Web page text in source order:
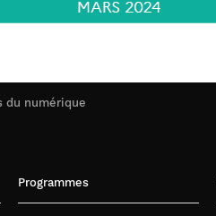
du numérique
Programmes